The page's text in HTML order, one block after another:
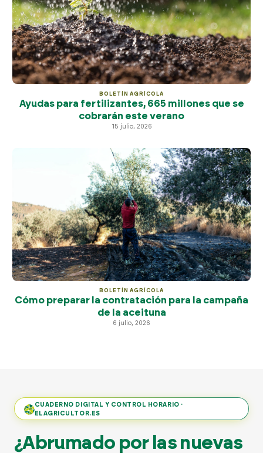
BOLETÍN AGRÍCOLA
Ayudas para fertilizantes, 665 millones que se
cobrarán este verano
15 julio, 2026
BOLETÍN AGRÍCOLA
Cómo preparar la contratación para la campaña
de la aceituna
6 julio, 2026
CUADERNO DIGITAL Y CONTROL HORARIO ·
ELAGRICULTOR.ES
¿Abrumado por las nuevas